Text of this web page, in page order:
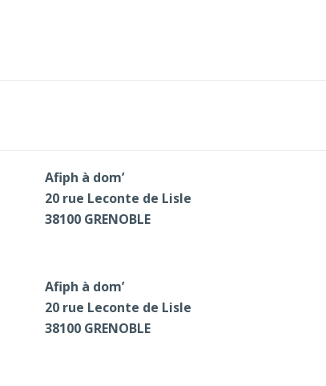
Afiph à dom’
20 rue Leconte de Lisle
38100 GRENOBLE
Afiph à dom’
20 rue Leconte de Lisle
38100 GRENOBLE